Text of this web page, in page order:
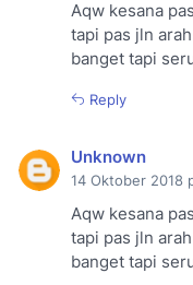
Aqw kesana
tapi pas jln
banget tapi
Reply
Unknown
14 Oktober 2018
Aqw kesana
tapi pas jln
banget tapi